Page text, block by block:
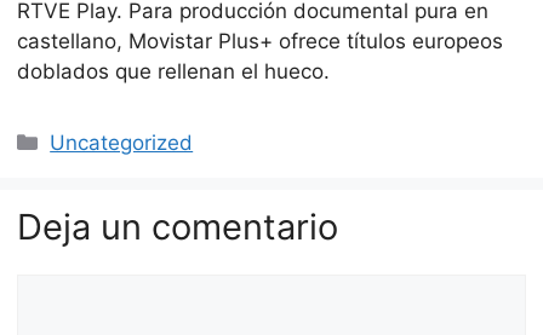
RTVE Play. Para producción documental pura en
castellano, Movistar Plus+ ofrece títulos europeos
doblados que rellenan el hueco.
Categorías
Uncategorized
Deja un comentario